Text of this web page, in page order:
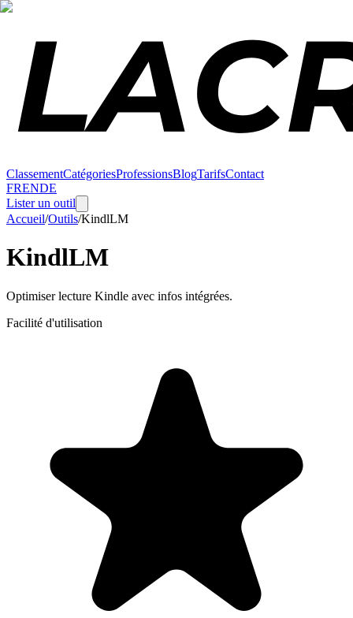
ClassementCatégoriesProfessionsBlogTarifsContact
FRENDE
Lister un outil
Accueil/Outils/KindlLM
KindlLM
Optimiser lecture Kindle avec infos intégrées.
Facilité d'utilisation